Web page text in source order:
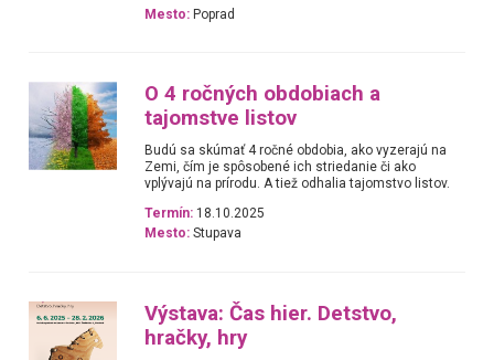
Mesto: Poprad
O 4 ročných obdobiach a
tajomstve listov
Budú sa skúmať 4 ročné obdobia, ako vyzerajú na
Zemi, čím je spôsobené ich striedanie či ako
vplývajú na prírodu. A tiež odhalia tajomstvo listov.
Termín: 18.10.2025
Mesto: Stupava
Výstava: Čas hier. Detstvo,
hračky, hry